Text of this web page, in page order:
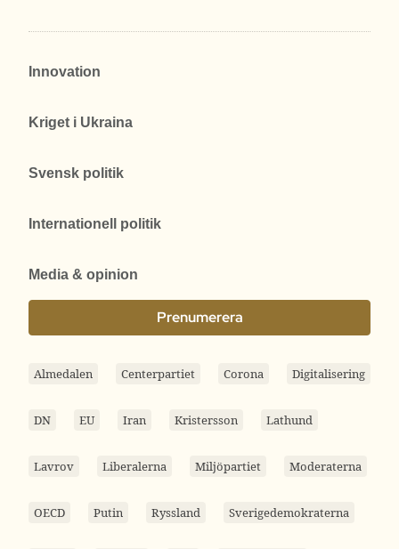
Innovation
Kriget i Ukraina
Svensk politik
Internationell politik
Media & opinion
Prenumerera
Almedalen Centerpartiet Corona Digitalisering
DN EU Iran Kristersson Lathund
Lavrov Liberalerna Miljöpartiet Moderaterna
OECD Putin Ryssland Sverigedemokraterna